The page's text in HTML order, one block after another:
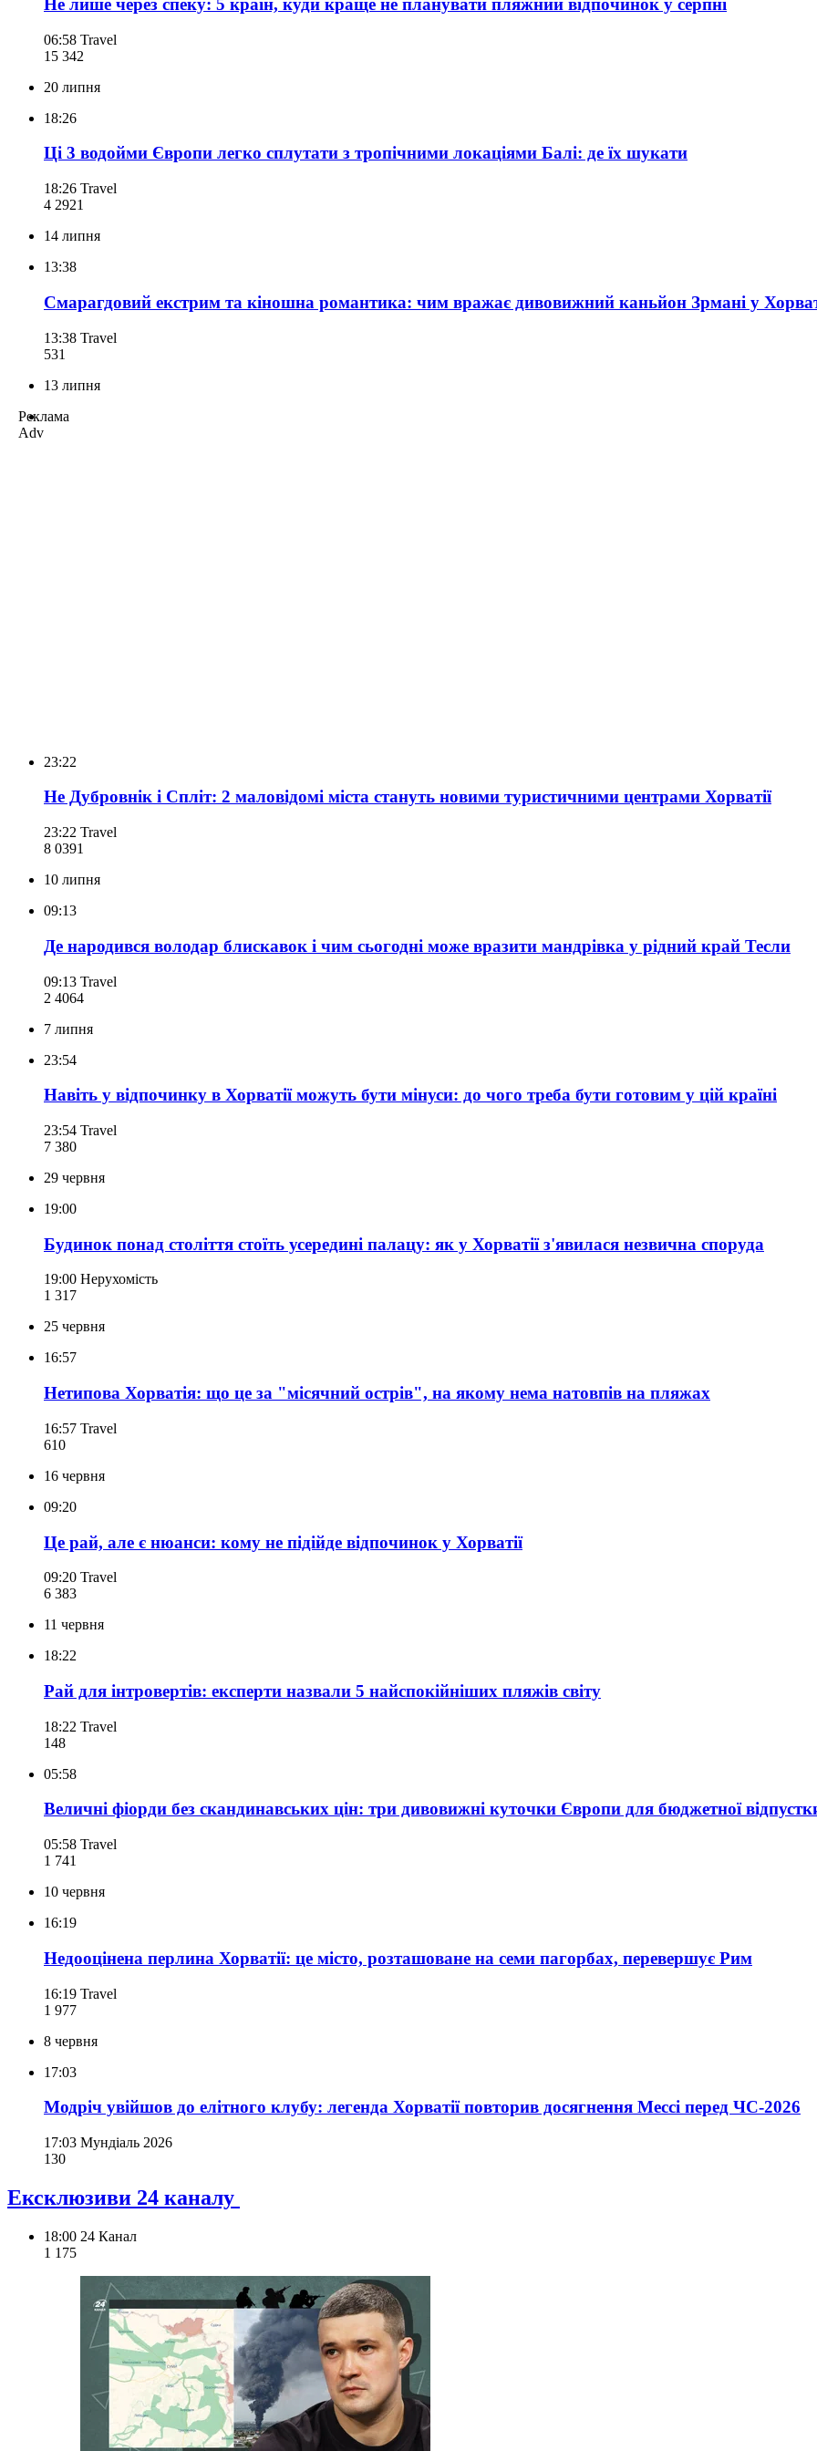
Не лише через спеку: 5 країн, куди краще не планувати пляжний відпочинок у серпні
06:58 Travel
15 342
20 липня
18:26
Ці 3 водойми Європи легко сплутати з тропічними локаціями Балі: де їх шукати
18:26 Travel
4 2921
14 липня
13:38
Смарагдовий екстрим та кіношна романтика: чим вражає дивовижний каньйон Зрмані у
13:38 Travel
531
13 липня
Реклама
Adv
23:22
Не Дубровнік і Спліт: 2 маловідомі міста стануть новими туристичними центрами Хорватії
23:22 Travel
8 0391
10 липня
09:13
Де народився володар блискавок і чим сьогодні може вразити мандрівка у рідний край Тесли
09:13 Travel
2 4064
7 липня
23:54
Навіть у відпочинку в Хорватії можуть бути мінуси: до чого треба бути готовим у цій країні
23:54 Travel
7 380
29 червня
19:00
Будинок понад століття стоїть усередині палацу: як у Хорватії з'явилася незвична споруда
19:00 Нерухомість
1 317
25 червня
16:57
Нетипова Хорватія: що це за "місячний острів", на якому нема натовпів на пляжах
16:57 Travel
610
16 червня
09:20
Це рай, але є нюанси: кому не підійде відпочинок у Хорватії
09:20 Travel
6 383
11 червня
18:22
Рай для інтровертів: експерти назвали 5 найспокійніших пляжів світу
18:22 Travel
148
05:58
Величні фіорди без скандинавських цін: три дивовижні куточки Європи для бюджетної
05:58 Travel
1 741
10 червня
16:19
Недооцінена перлина Хорватії: це місто, розташоване на семи пагорбах, перевершує Рим
16:19 Travel
1 977
8 червня
17:03
Модріч увійшов до елітного клубу: легенда Хорватії повторив досягнення Мессі перед ЧС-2026
17:03 Мундіаль 2026
130
Ексклюзиви 24 каналу
18:00 24 Канал
1 175